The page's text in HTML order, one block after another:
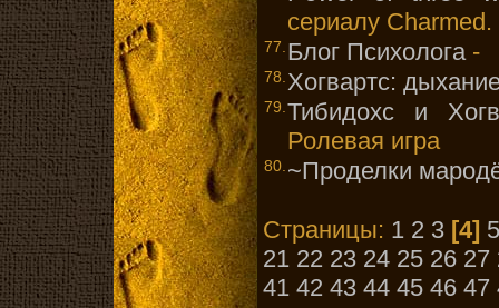
сериалу Charmed.
77. Блог Психолога-
78. Хогвартс:
79. Тибидохс и
Ролевая игра
80. ~Проделки
Страницы: 1 2 3 [4] 5
21 22 23 24 25 26 27
41 42 43 44 45 46 47